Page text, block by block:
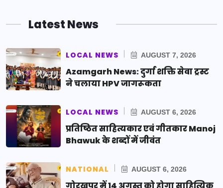
Latest News
LOCAL NEWS AUGUST 7, 2026
Azamgarh News: दुर्गा शक्ति सेवा ट्रस्ट
ने चलाया HPV जागरूकता
LOCAL NEWS AUGUST 6, 2026
प्रतिष्ठित साहित्यकार एवं गीतकार Manoj
Bhawuk के शब्दों में जीवंत
NATIONAL AUGUST 6, 2026
गोरखपुर में 14 अगस्त को होगा साहित्यिक